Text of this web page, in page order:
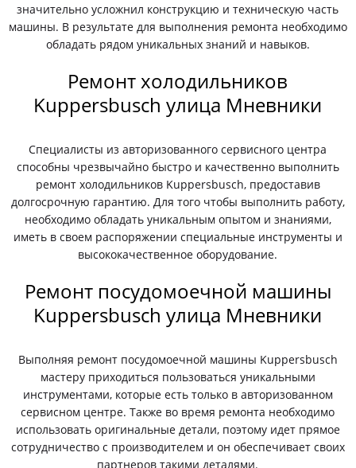
значительно усложнил конструкцию и техническую часть
машины. В результате для выполнения ремонта необходимо
обладать рядом уникальных знаний и навыков.
Ремонт холодильников
Kuppersbusch улица Мневники
Специалисты из авторизованного сервисного центра
способны чрезвычайно быстро и качественно выполнить
ремонт холодильников Kuppersbusch, предоставив
долгосрочную гарантию. Для того чтобы выполнить работу,
необходимо обладать уникальным опытом и знаниями,
иметь в своем распоряжении специальные инструменты и
высококачественное оборудование.
Ремонт посудомоечной машины
Kuppersbusch улица Мневники
Выполняя ремонт посудомоечной машины Kuppersbusch
мастеру приходиться пользоваться уникальными
инструментами, которые есть только в авторизованном
сервисном центре. Также во время ремонта необходимо
использовать оригинальные детали, поэтому идет прямое
сотрудничество с производителем и он обеспечивает своих
партнеров такими деталями.